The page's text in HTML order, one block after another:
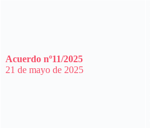
Acuerdo nº11/2025
21 de mayo de 2025